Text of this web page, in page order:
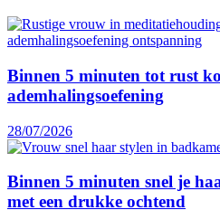
Binnen 5 minuten tot rust
ademhalingsoefening
28/07/2026
Binnen 5 minuten snel je
met een drukke ochtend